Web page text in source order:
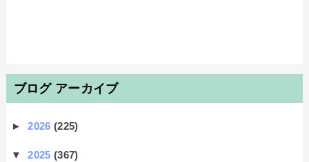
ブログ アーカイブ
►2026(225)
▼2025(367)